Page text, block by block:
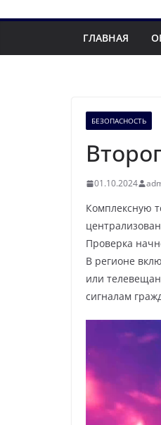
ГЛАВНАЯ
БЕЗОПАСНОСТЬ
01.10.2024
Комплексную
Проверка
В регионе
или
сигналам